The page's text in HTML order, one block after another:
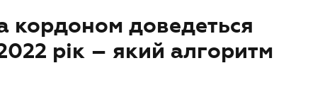
кордоном доведеться
рік – який алгоритм